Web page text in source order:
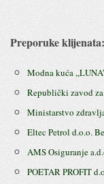
Preporuke klijenata:
Modna kuća
Republički zavod
Ministarstvo
Eltec Petrol d.o.o.
AMS Osiguranje
POETAR PROFIT